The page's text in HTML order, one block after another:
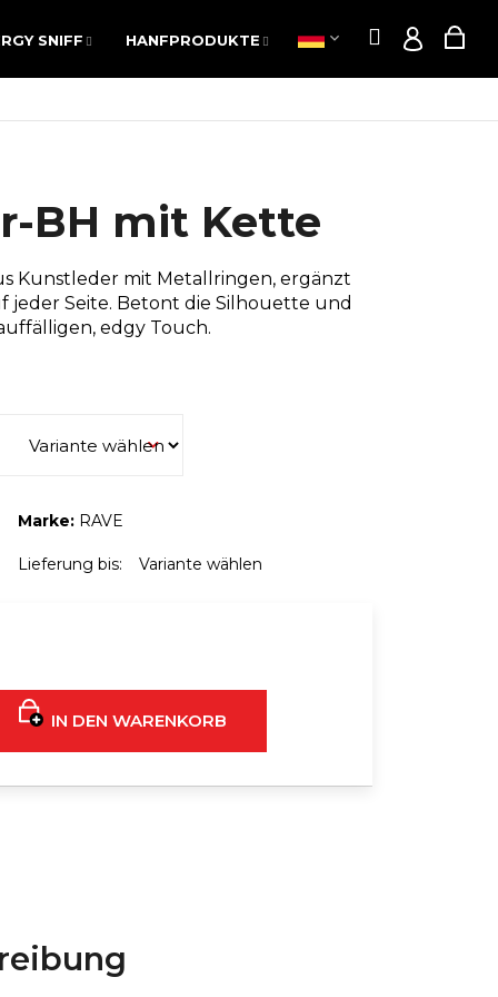
SNIFF HANFPRODUKTE POPPERS AKTION
Suchen
Login
POPPERS AKTION
Suchen
Login
BH mit Kette
Kunstleder mit Metallringen, ergänzt
jeder Seite. Betont die Silhouette und
edgy Touch.
Marke: RAVE
Lieferung bis: Variante wählen
IN DEN WARENKORB
FÜR DIE BRUST